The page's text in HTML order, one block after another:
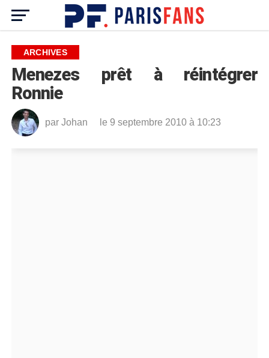
ARCHIVES
Menezes prêt à réintégrer
Ronnie
par Johan le 9 septembre 2010 à 10:23